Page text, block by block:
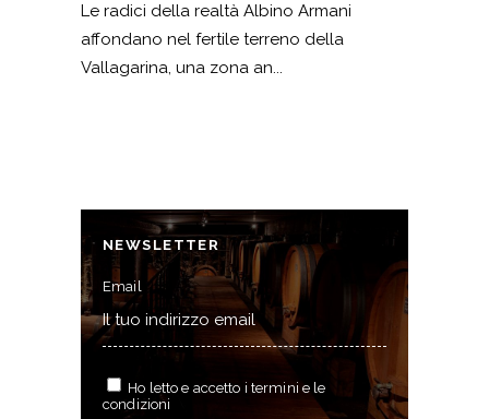
Le radici della realtà Albino Armani
affondano nel fertile terreno della
Vallagarina, una zona an...
NEWSLETTER
Email
Ho letto e accetto i termini e le
condizioni